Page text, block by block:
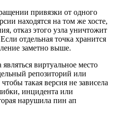
привязки от одного
находятся на том же хосте,
отказ этого узла уничтожит
отдельная точка хранится
заметно выше.
виртуальное место
репозиторий или
такая версия не зависела
инцидента или
нарушила пин ап